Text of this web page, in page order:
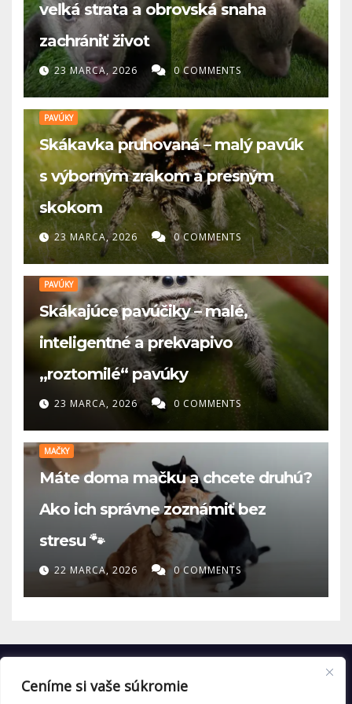
Ceníme si vaše súkromie
veľká strata a obrovská snaha
zachrániť život
23 MARCA, 2026 0 COMMENTS
PAVÚKY
Skákavka pruhovaná – malý pavúk
s výborným zrakom a presným
skokom
23 MARCA, 2026 0 COMMENTS
PAVÚKY
Skákajúce pavúčiky – malé,
inteligentné a prekvapivo
„roztomilé“ pavúky
23 MARCA, 2026 0 COMMENTS
MAČKY
Máte doma mačku a chcete druhú?
Ako ich správne zoznámiť bez
stresu 🐾
22 MARCA, 2026 0 COMMENTS